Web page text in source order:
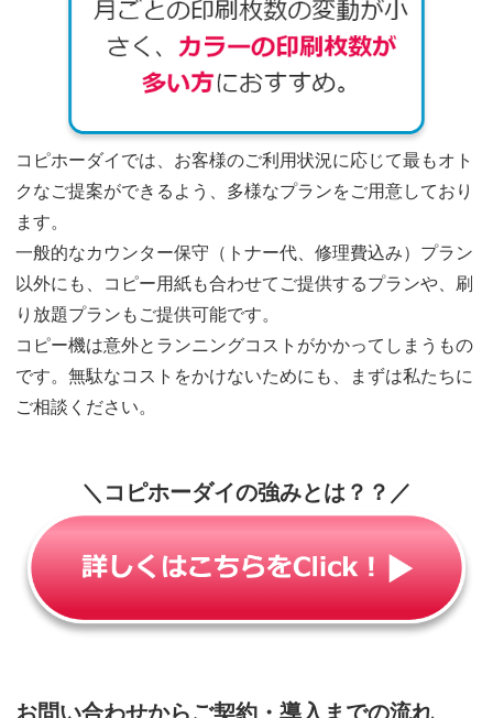
コピホーダイでは、お客様のご利用状況に応じて最もオト
クなご提案ができるよう、多様なプランをご用意しており
ます。
一般的なカウンター保守（トナー代、修理費込み）プラン
以外にも、コピー用紙も合わせてご提供するプランや、刷
り放題プランもご提供可能です。
コピー機は意外とランニングコストがかかってしまうもの
です。無駄なコストをかけないためにも、まずは私たちに
ご相談ください。
＼ コピホーダイの強みとは？？ ／
お問い合わせからご契約・導入までの流れ